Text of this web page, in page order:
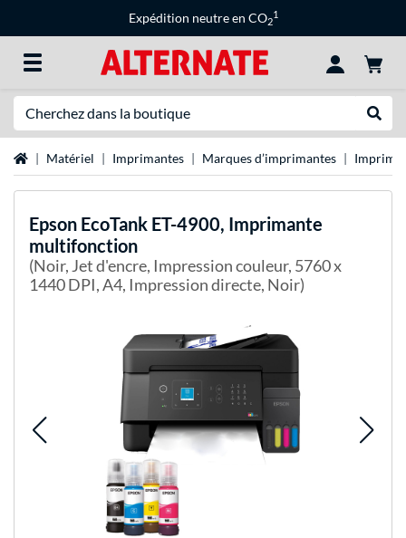
Expédition neutre en CO2
1
Page d'accueil
Matériel Imprimantes Marques d’imprimantes
Epson EcoTank ET-4900, Imprimante
multifonction
(Noir, Jet d'encre, Impression couleur, 5760 x
1440 DPI, A4, Impression directe, Noir)